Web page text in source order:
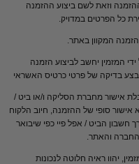
וזאת לשם ביצוע ההזמנה
כל הפרטים במדויק.
המקוון באתר.
המזמין יחשב לביצוע הזמנה
בדיקה של פרטי כרטיס האשראי
אישור מחברת הסליקה ו/או ביט /
אישור סופי של ההזמנה, חיוב הלקוח
חשבון הביט / אפל פיי כפי שיבואר
החברה והאתר.
יהוו ראיה חלוטה לנכונות